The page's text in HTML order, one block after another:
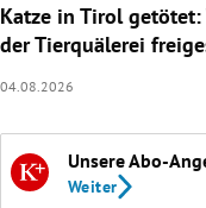
Katze in Tirol
der Tierquälerei
04.08.2026
Unsere Abo-
Weiter